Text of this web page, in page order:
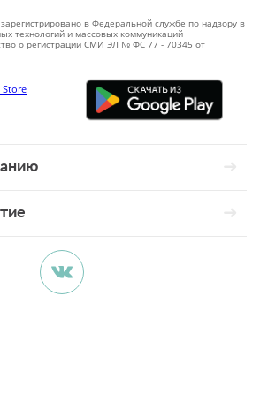
зарегистрировано в Федеральной службе по надзору в
технологий и массовых коммуникаций
о регистрации СМИ ЭЛ № ФС 77 - 70345 от